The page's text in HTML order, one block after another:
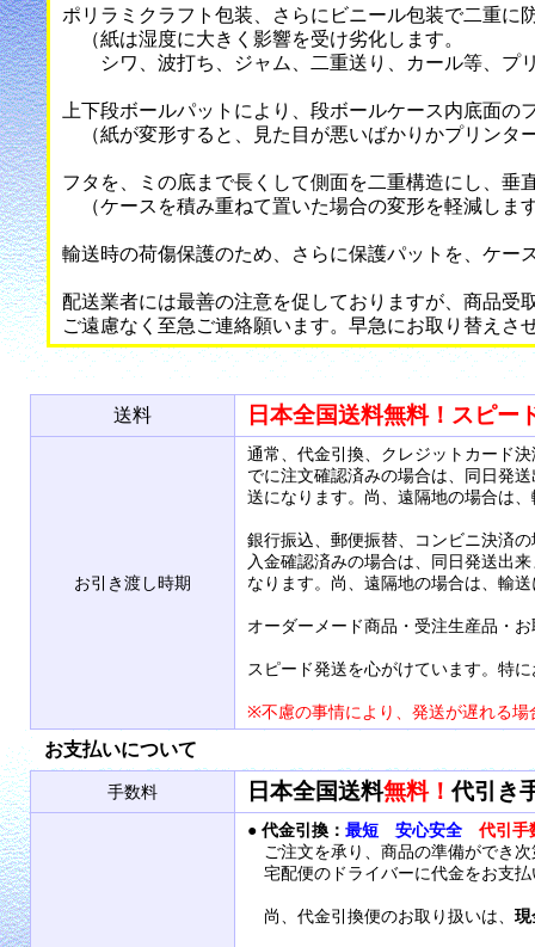
ポリラミクラフト包装、さらにビニール包装で二重に
（紙は湿度に大きく影響を受け劣化します。
シワ、波打ち、ジャム、二重送り、カール等、プ
上下段ボールパットにより、段ボールケース内底面
（紙が変形すると、見た目が悪いばかりかプリンタ
フタを、ミの底まで長くして側面を二重構造にし、垂
（ケースを積み重ねて置いた場合の変形を軽減しま
輸送時の荷傷保護のため、さらに保護パットを、ケー
配送業者には最善の注意を促しておりますが、商品受
ご遠慮なく至急ご連絡願います。早急にお取り替えさ
送料 日本全国送料無料！スピ
お引き渡し時期
通常、代金引換、クレジットカード
でに注文確認済みの場合は、同日発
送になります。尚、遠隔地の場合は
銀行振込、郵便振替、コンビニ決済
入金確認済みの場合は、同日発送出
なります。尚、遠隔地の場合は、輸
オーダーメード商品・受注生産品・
スピード発送を心がけています。特
※不慮の事情により、発送が遅れる場
お支払いについて
手数料 日本全国送料無料！代引き
● 代金引換： 最短 安心安全
代引手
ご注文を承り、商品の準備ができ
宅配便のドライバーに代金をお支
尚、代金引換便のお取り扱いは、 現